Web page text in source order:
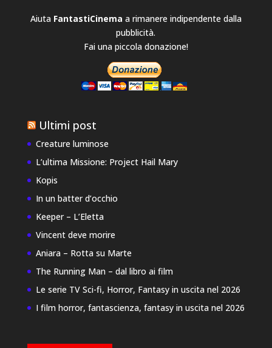
Aiuta FantastiCinema a rimanere indipendente dalla
pubblicità.
Fai una piccola donazione!
Ultimi post
Creature luminose
L’ultima Missione: Project Hail Mary
Kopis
In un batter d’occhio
Keeper – L’Eletta
Vincent deve morire
Aniara – Rotta su Marte
The Running Man – dal libro ai film
Le serie TV Sci-fi, Horror, Fantasy in uscita nel 2026
I film horror, fantascienza, fantasy in uscita nel 2026